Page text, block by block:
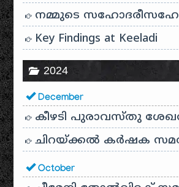
നമ്മുടെ
Key Findings at Keeladi
2024
December
കീഴടി പുരാവസ്തു
ചിറയ്ക്കൽ കർഷക
October